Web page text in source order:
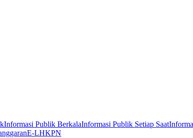
Informasi Publik BerkalaInformasi Publik Setiap Saat
E-LHKPN